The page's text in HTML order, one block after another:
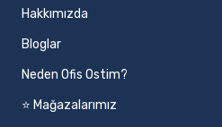
Hakkımızda
Bloglar
Neden Ofis Ostim?
⭐ Mağazalarımız